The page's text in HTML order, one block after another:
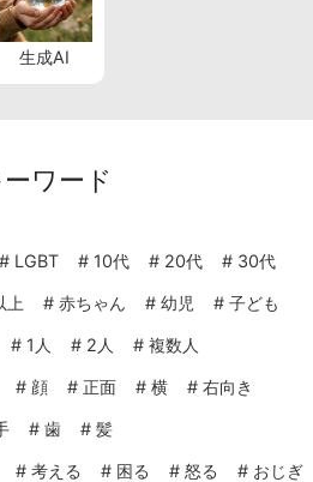
生成AI
ワード
# LGBT # 10代 # 20代 # 30代
上 # 赤ちゃん # 幼児 # 子ども
# 1人 # 2人 # 複数人
# 顔 # 正面 # 横 # 右向き
# 歯 # 髪
# 考える # 困る # 怒る # おじぎ